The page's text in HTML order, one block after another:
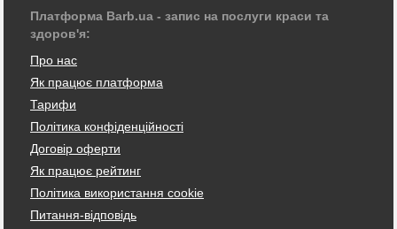
Платформа Barb.ua - запис на послуги краси та
здоров'я:
Про нас
Як працює платформа
Тарифи
Політика конфіденційності
Договір оферти
Як працює рейтинг
Політика використання cookie
Питання-відповідь